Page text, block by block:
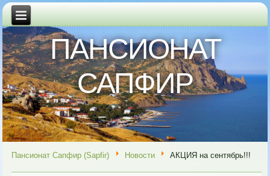
ПАНСИОНАТ
САПФИР
Пансионат Сапфир (Sapfir) Новости АКЦИЯ на сентябрь!!!